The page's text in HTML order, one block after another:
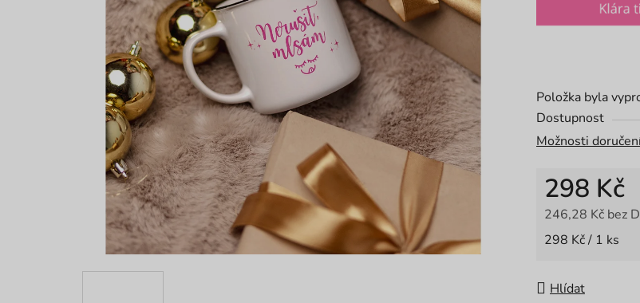
Položka byla
Dostupnost
Možnosti
298 Kč
246,28 Kč bez
Měrná cena:
298 Kč / 1 ks
Hlídat